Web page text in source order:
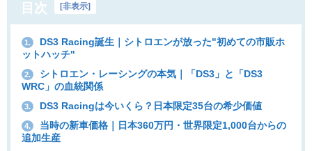
目次 [非表示]
1.
DS3 Racing誕生｜シトロエンが放った"初めての市販ホ
ットハッチ"
2.
シトロエン・レーシングの本気｜「DS3」と「DS3
WRC」の血統関係
3. DS3 Racingは今いくら？日本限定35台の希少価値
4.
当時の新車価格｜日本360万円・世界限定1,000台からの
追加生産